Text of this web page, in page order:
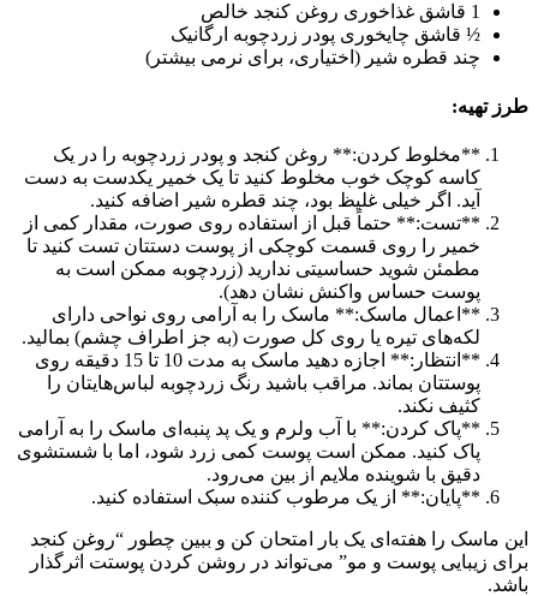
1 قاشق غذاخوری روغن کنجد خالص
½ قاشق چایخوری پودر زردچوبه ارگانیک
چند قطره شیر (اختیاری، برای نرمی بیشتر)
طرز تهیه:
**مخلوط کردن:** روغن کنجد و پودر زردچوبه را در یک
کاسه کوچک خوب مخلوط کنید تا یک خمیر یکدست به دست
آید. اگر خیلی غلیظ بود، چند قطره شیر اضافه کنید.
**تست:** حتماً قبل از استفاده روی صورت، مقدار کمی از
خمیر را روی قسمت کوچکی از پوست دستتان تست کنید تا
مطمئن شوید حساسیتی ندارید (زردچوبه ممکن است به
پوست حساس واکنش نشان دهد).
**اعمال ماسک:** ماسک را به آرامی روی نواحی دارای
لکه‌های تیره یا روی کل صورت (به جز اطراف چشم) بمالید.
**انتظار:** اجازه دهید ماسک به مدت 10 تا 15 دقیقه روی
پوستتان بماند. مراقب باشید رنگ زردچوبه لباس‌هایتان را
کثیف نکند.
**پاک کردن:** با آب ولرم و یک پد پنبه‌ای ماسک را به آرامی
پاک کنید. ممکن است پوست کمی زرد شود، اما با شستشوی
دقیق با شوینده ملایم از بین می‌رود.
**پایان:** از یک مرطوب کننده سبک استفاده کنید.
این ماسک را هفته‌ای یک بار امتحان کن و ببین چطور “روغن کنجد
برای زیبایی پوست و مو” می‌تواند در روشن کردن پوستت اثرگذار
باشد.